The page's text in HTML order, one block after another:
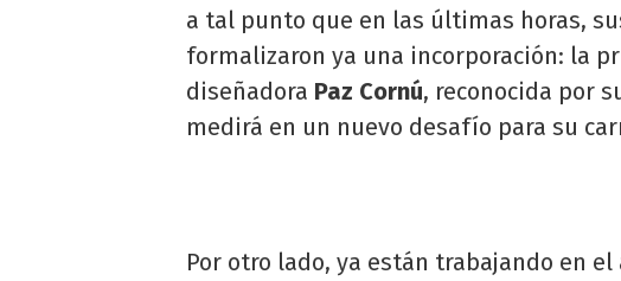
a tal punto que en las últimas horas,
formalizaron ya una incorporación: la
diseñadora Paz Cornú, reconocida por
medirá en un nuevo desafío para su
Por otro lado, ya están trabajando en